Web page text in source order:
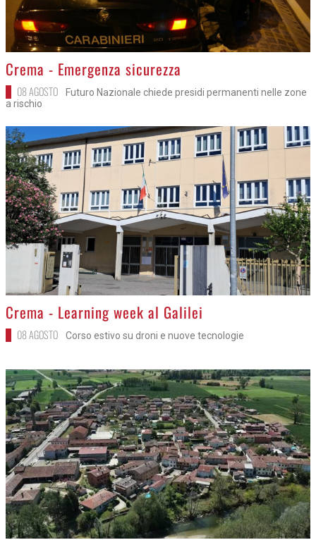
>
Crema - Emergenza sicurezza
08 AGOSTO
Futuro Nazionale chiede presidi permanenti nelle zone
a rischio
>
Crema - Learning week al Galilei
08 AGOSTO Corso estivo su droni e nuove tecnologie